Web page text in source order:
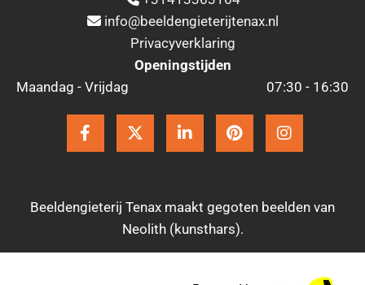
 info@beeldengieterijtenax.nl
Privacyverklaring
Openingstijden
Maandag - Vrijdag
07:30 - 16:30
Beeldengieterij Tenax maakt gegoten beelden van
Neolith (kunsthars).